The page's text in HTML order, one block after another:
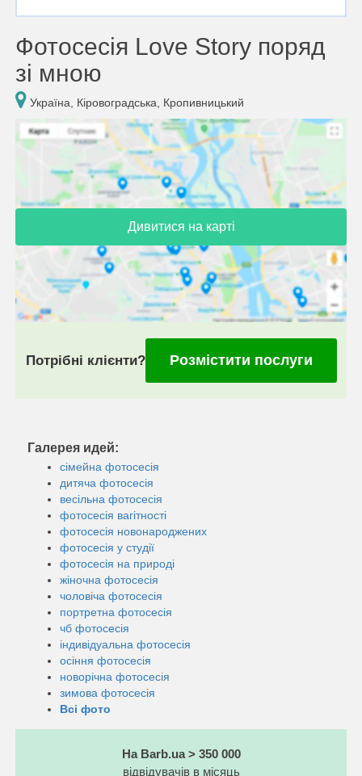
Фотосесія Love Story поряд
зі мною
Україна, Кіровоградська, Кропивницький
Дивитися на карті
Потрібні клієнти? Розмістити послуги
Галерея идей:
сімейна фотосесія
дитяча фотосесія
весільна фотосесія
фотосесія вагітності
фотосесія новонароджених
фотосесія у студії
фотосесія на природі
жіночна фотосесія
чоловіча фотосесія
портретна фотосесія
чб фотосесія
індивідуальна фотосесія
осіння фотосесія
новорічна фотосесія
зимова фотосесія
Всі фото
На Barb.ua > 350 000
відвідувачів в місяць